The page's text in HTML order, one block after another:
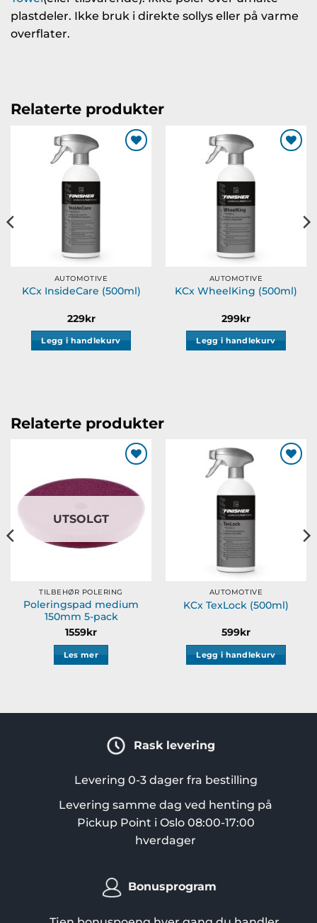
plastdeler. Ikke bruk i direkte sollys eller på varme
overflater.
Relaterte produkter
AUTOMOTIVE
KCx InsideCare (500ml)
229kr
Legg i handlekurv
AUTOMOTIVE
KCx WheelKing (500ml)
299kr
Legg i handlekurv
Relaterte produkter
ønskeliste
UTSOLGT
TILBEHØR POLERING
Poleringspad medium
150mm 5-pack
1559kr
Les mer
AUTOMOTIVE
KCx TexLock (500ml)
599kr
Legg i handlekurv
Rask levering
Levering 0-3 dager fra bestilling
Levering samme dag ved henting på
Pickup Point i Oslo 08:00-17:00
hverdager
Bonusprogram